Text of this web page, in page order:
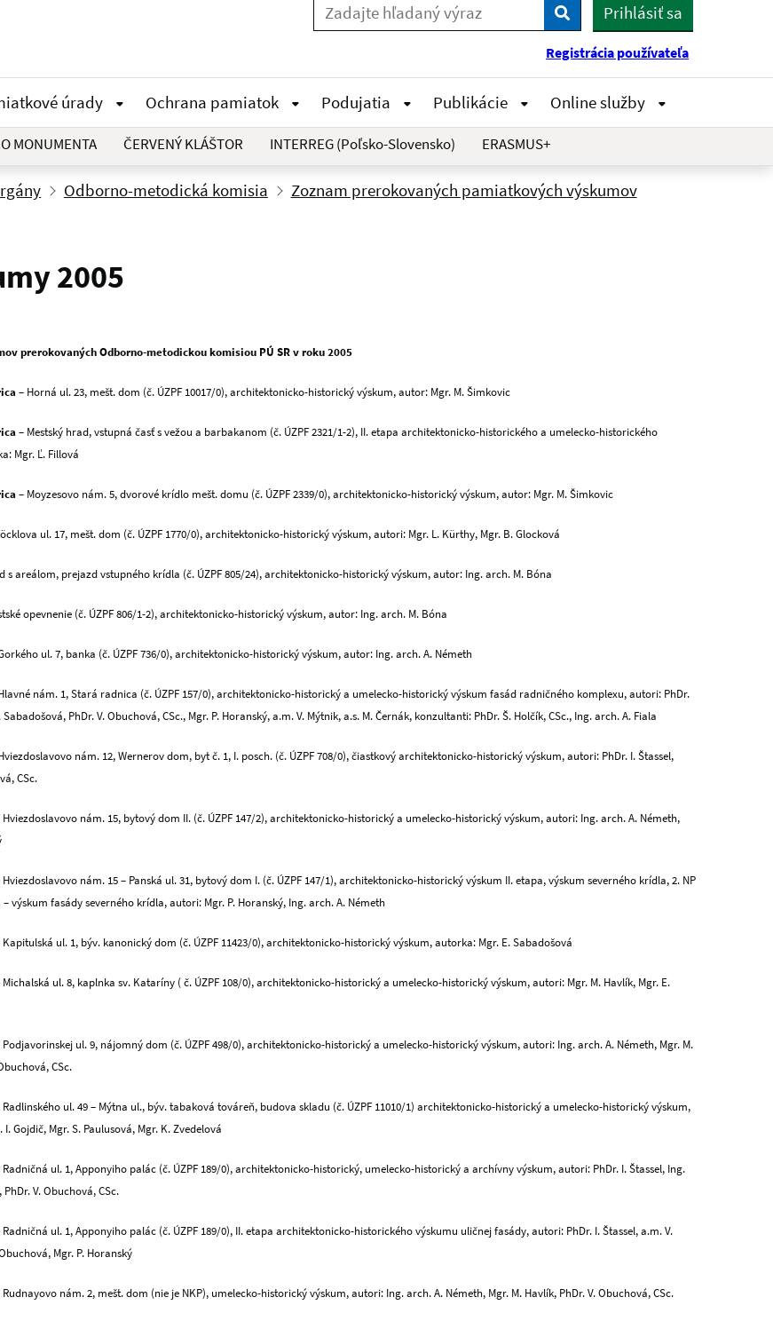
VyhľadajPrihlásiť sa
Registrácia používateľa
úrady Ochrana pamiatok Podujatia Publikácie Online služby
MONUMENTA ČERVENÝ KLÁŠTOR INTERREG (Poľsko-Slovensko) ERASMUS+
Odborno-metodická komisia
Zoznam prerokovaných pamiatkových výskumov
2005
prerokovaných Odborno-metodickou komisiou PÚ SR v roku 2005
– Horná ul. 23, mešt. dom (č. ÚZPF 10017/0), architektonicko-historický výskum, autor: Mgr. M. Šimkovic
– Mestský hrad, vstupná časť s vežou a barbakanom (č. ÚZPF 2321/1-2), II. etapa architektonicko-historického a umelecko-historického
Mgr. Ľ. Fillová
– Moyzesovo nám. 5, dvorové krídlo mešt. domu (č. ÚZPF 2339/0), architektonicko-historický výskum, autor: Mgr. M. Šimkovic
ul. 17, mešt. dom (č. ÚZPF 1770/0), architektonicko-historický výskum, autori: Mgr. L. Kürthy, Mgr. B. Glocková
s areálom, prejazd vstupného krídla (č. ÚZPF 805/24), architektonicko-historický výskum, autor: Ing. arch. M. Bóna
opevnenie (č. ÚZPF 806/1-2), architektonicko-historický výskum, autor: Ing. arch. M. Bóna
ul. 7, banka (č. ÚZPF 736/0), architektonicko-historický výskum, autor: Ing. arch. A. Németh
nám. 1, Stará radnica (č. ÚZPF 157/0), architektonicko-historický a umelecko-historický výskum fasád radničného komplexu, autori: PhDr.
Sabadošová, PhDr. V. Obuchová, CSc., Mgr. P. Horanský, a.m. V. Mýtnik, a.s. M. Černák, konzultanti: PhDr. Š. Holčík, CSc., Ing. arch. A. Fiala
nám. 12, Wernerov dom, byt č. 1, I. posch. (č. ÚZPF 708/0), čiastkový architektonicko-historický výskum, autori: PhDr. I. Štassel,
CSc.
Hviezdoslavovo nám. 15, bytový dom II. (č. ÚZPF 147/2), architektonicko-historický a umelecko-historický výskum, autori: Ing. arch. A. Németh,
Hviezdoslavovo nám. 15 – Panská ul. 31, bytový dom I. (č. ÚZPF 147/1), architektonicko-historický výskum II. etapa, výskum severného krídla, 2. NP
– výskum fasády severného krídla, autori: Mgr. P. Horanský, Ing. arch. A. Németh
Kapitulská ul. 1, býv. kanonický dom (č. ÚZPF 11423/0), architektonicko-historický výskum, autorka: Mgr. E. Sabadošová
Michalská ul. 8, kaplnka sv. Kataríny ( č. ÚZPF 108/0), architektonicko-historický a umelecko-historický výskum, autori: Mgr. M. Havlík, Mgr. E.
Podjavorinskej ul. 9, nájomný dom (č. ÚZPF 498/0), architektonicko-historický a umelecko-historický výskum, autori: Ing. arch. A. Németh, Mgr. M.
CSc.
Radlinského ul. 49 – Mýtna ul., býv. tabaková továreň, budova skladu (č. ÚZPF 11010/1) architektonicko-historický a umelecko-historický výskum,
Gojdič, Mgr. S. Paulusová, Mgr. K. Zvedelová
Radničná ul. 1, Apponyiho palác (č. ÚZPF 189/0), architektonicko-historický, umelecko-historický a archívny výskum, autori: PhDr. I. Štassel, Ing.
V. Obuchová, CSc.
Radničná ul. 1, Apponyiho palác (č. ÚZPF 189/0), II. etapa architektonicko-historického výskumu uličnej fasády, autori: PhDr. I. Štassel, a.m. V.
Mgr. P. Horanský
Rudnayovo nám. 2, mešt. dom (nie je NKP), umelecko-historický výskum, autori: Ing. arch. A. Németh, Mgr. M. Havlík, PhDr. V. Obuchová, CSc.